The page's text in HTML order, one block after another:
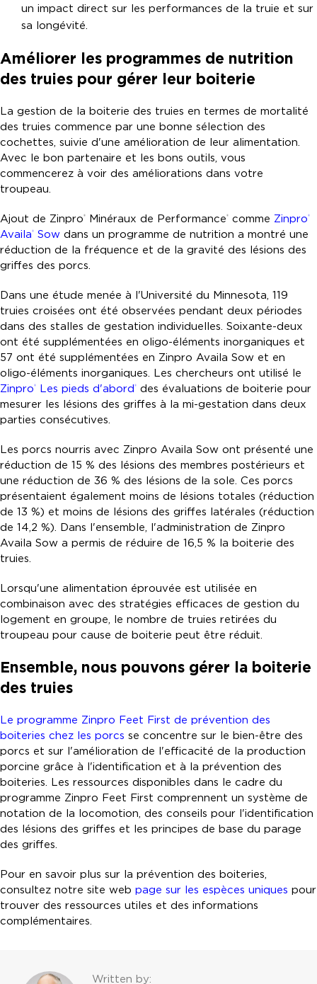
un impact direct sur les performances de la truie et sur
sa longévité.
Améliorer les programmes de nutrition
des truies pour gérer leur boiterie
La gestion de la boiterie des truies en termes de mortalité
des truies commence par une bonne sélection des
cochettes, suivie d'une amélioration de leur alimentation.
Avec le bon partenaire et les bons outils, vous
commencerez à voir des améliorations dans votre
troupeau.
Ajout de Zinpro® Minéraux de Performance® comme Zinpro®
Availa® Sow dans un programme de nutrition a montré une
réduction de la fréquence et de la gravité des lésions des
griffes des porcs.
Dans une étude menée à l'Université du Minnesota, 119
truies croisées ont été observées pendant deux périodes
dans des stalles de gestation individuelles. Soixante-deux
ont été supplémentées en oligo-éléments inorganiques et
57 ont été supplémentées en Zinpro Availa Sow et en
oligo-éléments inorganiques. Les chercheurs ont utilisé le
Zinpro® Les pieds d'abord® des évaluations de boiterie pour
mesurer les lésions des griffes à la mi-gestation dans deux
parties consécutives.
Les porcs nourris avec Zinpro Availa Sow ont présenté une
réduction de 15 % des lésions des membres postérieurs et
une réduction de 36 % des lésions de la sole. Ces porcs
présentaient également moins de lésions totales (réduction
de 13 %) et moins de lésions des griffes latérales (réduction
de 14,2 %). Dans l'ensemble, l'administration de Zinpro
Availa Sow a permis de réduire de 16,5 % la boiterie des
truies.
Lorsqu'une alimentation éprouvée est utilisée en
combinaison avec des stratégies efficaces de gestion du
logement en groupe, le nombre de truies retirées du
troupeau pour cause de boiterie peut être réduit.
Ensemble, nous pouvons gérer la boiterie
des truies
Le programme Zinpro Feet First de prévention des
boiteries chez les porcs se concentre sur le bien-être des
porcs et sur l'amélioration de l'efficacité de la production
porcine grâce à l'identification et à la prévention des
boiteries. Les ressources disponibles dans le cadre du
programme Zinpro Feet First comprennent un système de
notation de la locomotion, des conseils pour l'identification
des lésions des griffes et les principes de base du parage
des griffes.
Pour en savoir plus sur la prévention des boiteries,
consultez notre site web page sur les espèces uniques pour
trouver des ressources utiles et des informations
complémentaires.
Written by: